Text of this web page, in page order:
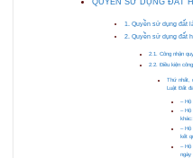
1. Quyền sử dụng đất
2. Quyền sử dụng đất
2.1. Công nhận
2.2. Điều kiện
Thứ nhất,
Luật Đất
– Hộ
– Hộ
khác:
– Hộ
kết
– Hộ
ngày